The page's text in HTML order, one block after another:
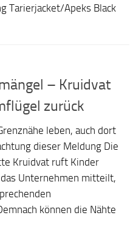
Tarierjacket/Apeks Black
– Kruidvat
zurück
leben, auch dort
dieser Meldung Die
Kruidvat ruft Kinder
Unternehmen mitteilt,
können die Nähte